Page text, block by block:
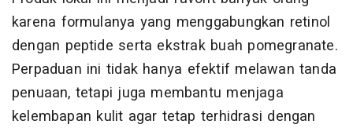
karena formulanya yang menggabungkan retinol
dengan peptide serta ekstrak buah pomegranate.
Perpaduan ini tidak hanya efektif melawan tanda
penuaan, tetapi juga membantu menjaga
kelembapan kulit agar tetap terhidrasi dengan